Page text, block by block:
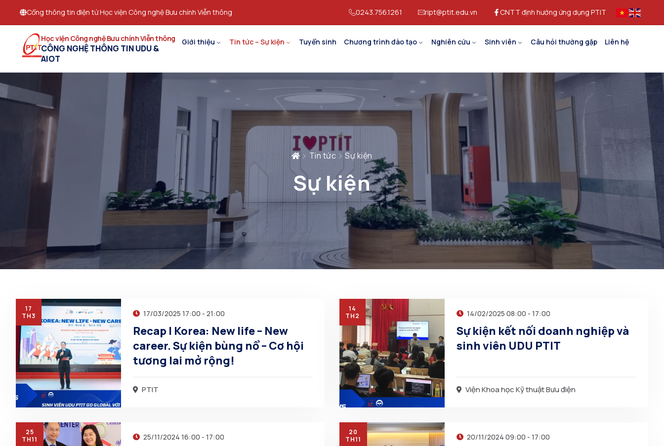
Cổng thông tin điện tử Học viện Công nghệ Bưu chính Viễn thông 0243.756.1261 ript@ptit.edu.vn CNTT định hướng ứng dụng PTIT
Học viện Công nghệ Bưu chính Viễn thông
CÔNG NGHỆ THÔNG TIN UDU &
AIOT
Giới thiệu Tin tức – Sự kiện Tuyển sinh Chương trình đào tạo Nghiên cứu Sinh viên Câu hỏi thường gặp Liên hệ
Tin tức Sự kiện
Sự kiện
17
TH3
17/03/2025 17:00 - 21:00
Recap | Korea: New life – New
career. Sự kiện bùng nổ – Cơ hội
tương lai mở rộng!
PTIT
14
TH2
14/02/2025 08:00 - 17:00
Sự kiện kết nối doanh nghiệp và
sinh viên UDU PTIT
Viện Khoa học Kỹ thuật Bưu điện
25
TH11
25/11/2024 16:00 - 17:00
20
TH11
20/11/2024 09:00 - 17:00